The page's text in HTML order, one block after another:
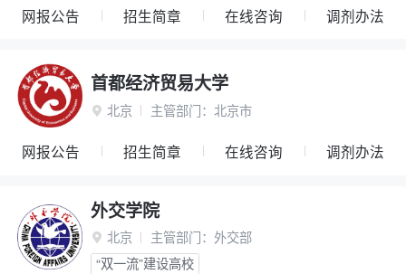
网报公告 招生简章 在线咨询 调剂办法
首都经济贸易大学
 北京 主管部门： 北京市
网报公告 招生简章 在线咨询 调剂办法
外交学院
 北京 主管部门： 外交部
“双一流”建设高校